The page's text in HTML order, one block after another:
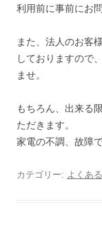
利用前に事前にお
また、法人のお客
しておりますので
ませ。
もちろん、出来る
ただきます。
家電の不調、故障
カテゴリー: よくあ